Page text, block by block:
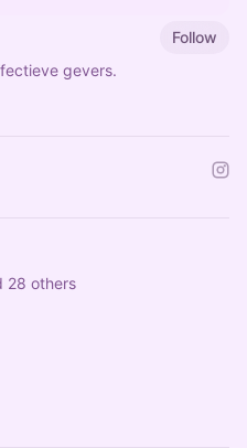
Follow
gevers.
28 others